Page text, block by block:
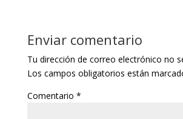
Enviar comentario
Tu dirección de correo electrónico no
Los campos obligatorios están
Comentario *